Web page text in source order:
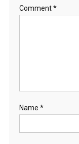
Comment*
Name *